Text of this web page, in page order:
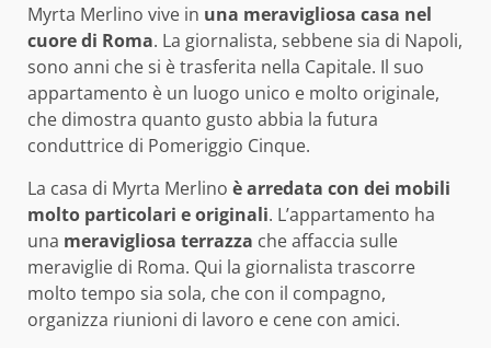
Myrta Merlino vive in una meravigliosa casa nel
cuore di Roma. La giornalista, sebbene sia di Napoli,
sono anni che si è trasferita nella Capitale. Il suo
appartamento è un luogo unico e molto originale,
che dimostra quanto gusto abbia la futura
conduttrice di Pomeriggio Cinque.
La casa di Myrta Merlino è arredata con dei mobili
molto particolari e originali. L’appartamento ha
una meravigliosa terrazza che affaccia sulle
meraviglie di Roma. Qui la giornalista trascorre
molto tempo sia sola, che con il compagno,
organizza riunioni di lavoro e cene con amici.